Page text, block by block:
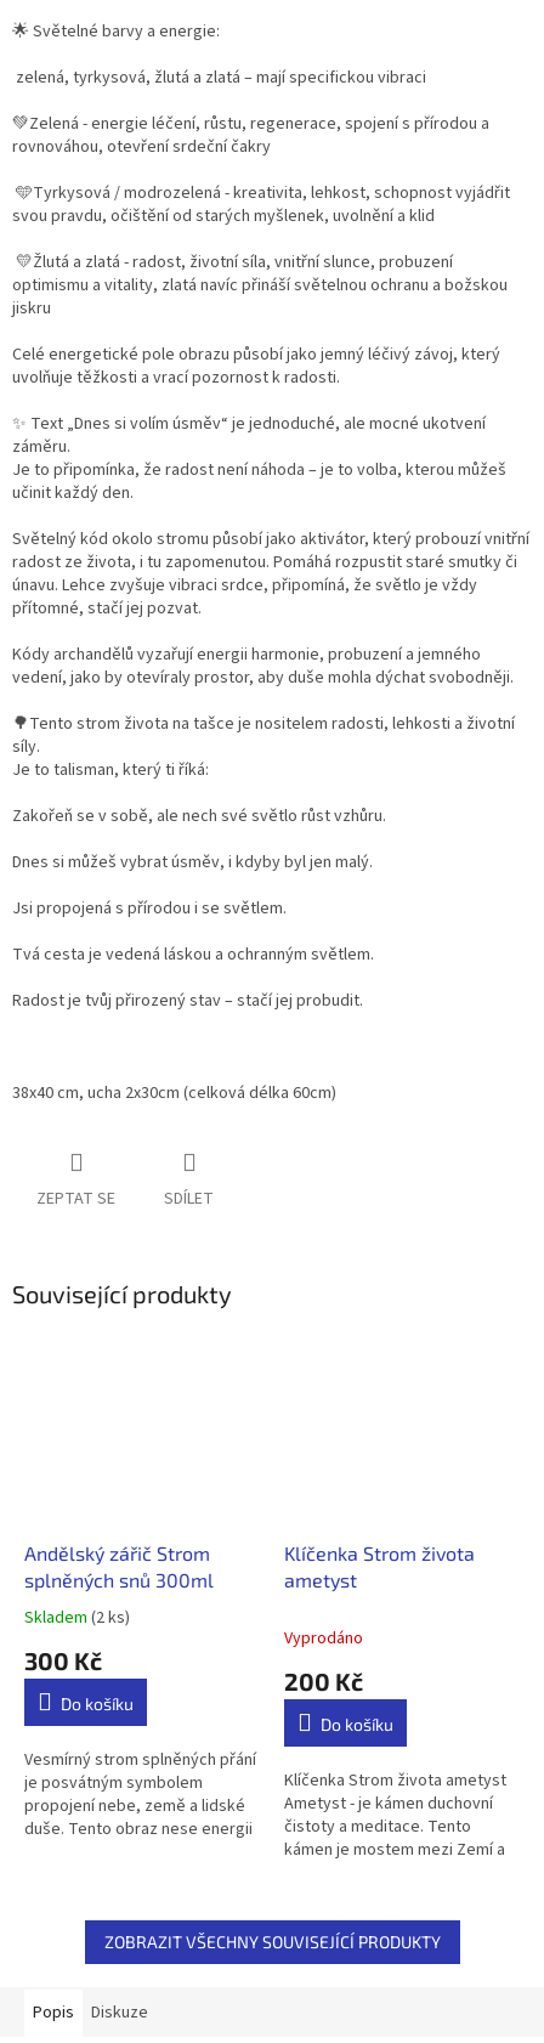
🌟 Světelné barvy a energie:
zelená, tyrkysová, žlutá a zlatá – mají specifickou vibraci
💚Zelená - energie léčení, růstu, regenerace, spojení s přírodou a
rovnováhou, otevření srdeční čakry
🩵Tyrkysová / modrozelená - kreativita, lehkost, schopnost vyjádřit
svou pravdu, očištění od starých myšlenek, uvolnění a klid
💛Žlutá a zlatá - radost, životní síla, vnitřní slunce, probuzení
optimismu a vitality, zlatá navíc přináší světelnou ochranu a božskou
jiskru
Celé energetické pole obrazu působí jako jemný léčivý závoj, který
uvolňuje těžkosti a vrací pozornost k radosti.
✨ Text „Dnes si volím úsměv“ je jednoduché, ale mocné ukotvení
záměru.
Je to připomínka, že radost není náhoda – je to volba, kterou můžeš
učinit každý den.
Světelný kód okolo stromu působí jako aktivátor, který probouzí vnitřní
radost ze života, i tu zapomenutou. Pomáhá rozpustit staré smutky či
únavu. Lehce zvyšuje vibraci srdce, připomíná, že světlo je vždy
přítomné, stačí jej pozvat.
Kódy archandělů vyzařují energii harmonie, probuzení a jemného
vedení, jako by otevíraly prostor, aby duše mohla dýchat svobodněji.
🌳Tento strom života na tašce je nositelem radosti, lehkosti a životní
síly.
Je to talisman, který ti říká:
Zakořeň se v sobě, ale nech své světlo růst vzhůru.
Dnes si můžeš vybrat úsměv, i kdyby byl jen malý.
Jsi propojená s přírodou i se světlem.
Tvá cesta je vedená láskou a ochranným světlem.
Radost je tvůj přirozený stav – stačí jej probudit.
38x40 cm, ucha 2x30cm (celková délka 60cm)
ZEPTAT SE SDÍLET
Související produkty
Andělský zářič Strom
splněných snů 300ml
Průměrné
produktu
5,0
5
hvězdiček.
Skladem (2 ks)
300 Kč
Do košíku
Vesmírný strom splněných přání
je posvátným symbolem
propojení nebe, země a lidské
duše. Tento obraz nese energii
Klíčenka Strom života
ametyst
Vyprodáno
200 Kč
Do košíku
Klíčenka Strom života ametyst
Ametyst - je kámen duchovní
čistoty a meditace. Tento
kámen je mostem mezi Zemí a
do...
ZOBRAZIT VŠECHNY SOUVISEJÍCÍ PRODUKTY
Popis Diskuze